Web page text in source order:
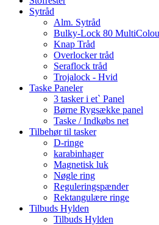
Sytråd
Alm. Sytråd
Bulky-Lock 80
Knap Tråd
Overlocker tråd
Seraflock tråd
Trojalock - Hvid
Taske Paneler
3 tasker i et` Panel
Børne Rygsække panel
Taske / Indkøbs net
Tilbehør til tasker
D-ringe
karabinhager
Magnetisk luk
Nøgle ring
Reguleringspænder
Rektangulære ringe
Tilbuds Hylden
Tilbuds Hylden